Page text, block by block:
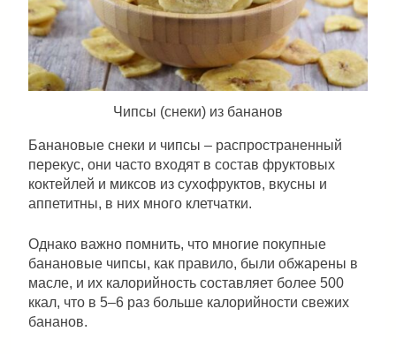
Чипсы (снеки) из бананов
Банановые снеки и чипсы – распространенный
перекус, они часто входят в состав фруктовых
коктейлей и миксов из сухофруктов, вкусны и
аппетитны, в них много клетчатки.
Однако важно помнить, что многие покупные
банановые чипсы, как правило, были обжарены в
масле, и их калорийность составляет более 500
ккал, что в 5–6 раз больше калорийности свежих
бананов.